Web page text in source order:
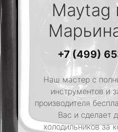
Maytag
+7 (499)
Наш мастер с
инструментов и
производителя
Вас и сделает
холодильников за